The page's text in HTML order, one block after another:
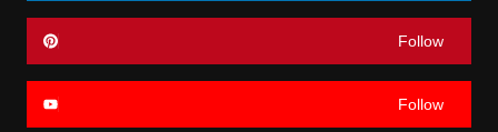
Follow
Follow